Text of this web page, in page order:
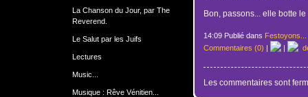
La Chanson du Jour, par The
Reverend.
Le Salut par les Juifs
Lectures
Music...
Musique : Rêve Vénitien...
Bon, passons... elle botte
14:09 Publié dans
Commentaires (0) | |
Les commentaires sont